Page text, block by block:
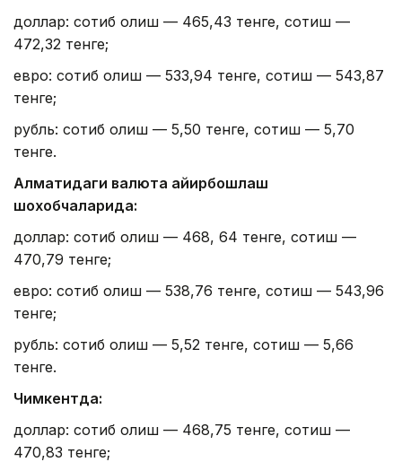
доллар: сотиб олиш — 465,43 тенге, сотиш —
472,32 тенге;
евро: сотиб олиш — 533,94 тенге, сотиш — 543,87
тенге;
рубль: сотиб олиш — 5,50 тенге, сотиш — 5,70
тенге.
Алматидаги валюта айирбошлаш
шохобчаларида:
доллар: сотиб олиш — 468, 64 тенге, сотиш —
470,79 тенге;
евро: сотиб олиш — 538,76 тенге, сотиш — 543,96
тенге;
рубль: сотиб олиш — 5,52 тенге, сотиш — 5,66
тенге.
Чимкентда:
доллар: сотиб олиш — 468,75 тенге, сотиш —
470,83 тенге;